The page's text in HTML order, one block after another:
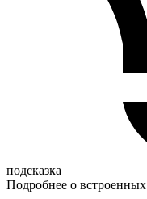
подсказка
Подробнее о встроенных